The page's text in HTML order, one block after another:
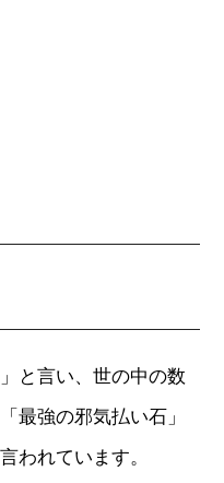
と言い、世の中の数
最強の邪気払い石」
われています。